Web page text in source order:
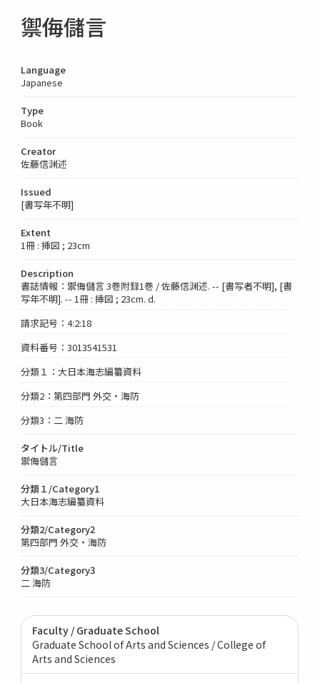
禦侮儲言
Language
Japanese
Type
Book
Creator
佐藤信渊述
Issued
[書写年不明]
Extent
1冊 : 挿図 ; 23cm
Description
書誌情報：禦侮儲言 3巻附録1巻 / 佐藤信渊述. -- [書写者不明], [書
写年不明]. -- 1冊 : 挿図 ; 23cm. d.
請求記号：4:2:18
資料番号：3013541531
分類１：大日本海志編纂資料
分類2：第四部門 外交・海防
分類3：二 海防
タイトル/Title
禦侮儲言
分類１/Category1
大日本海志編纂資料
分類2/Category2
第四部門 外交・海防
分類3/Category3
二 海防
Faculty / Graduate School
Graduate School of Arts and Sciences / College of
Arts and Sciences